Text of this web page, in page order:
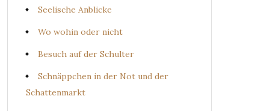
Seelische Anblicke
Wo wohin oder nicht
Besuch auf der Schulter
Schnäppchen in der Not und der
Schattenmarkt